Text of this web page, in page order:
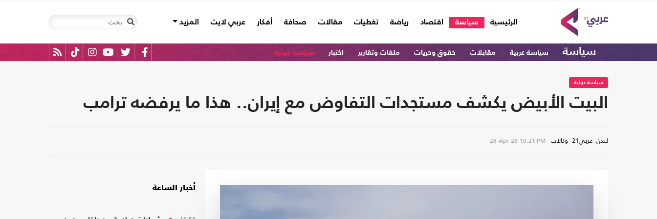
الرئيسية
(current) سياسة اقتصاد رياضة تغطيات مقالات صحافة أفكار عربي لايت المزيد
سياسة سياسة عربية مقابلات حقوق وحريات ملفات وتقارير اختبار سياسة دولية
سياسة دولية
البيت الأبيض يكشف مستجدات التفاوض مع إيران.. هذا ما يرفضه ترامب
لندن- عربي21- وكالات 28-Apr-26 10:21 PM
أخبار الساعة